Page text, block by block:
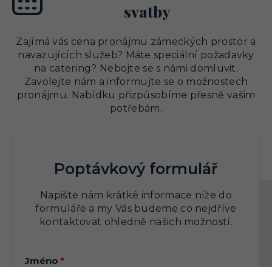
svatby
Zajímá vás cena pronájmu zámeckých prostor a
navazujících služeb? Máte speciální požadavky
na catering? Nebojte se s námi domluvit.
Zavolejte nám a informujte se o možnostech
pronájmu. Nabídku přizpůsobíme přesně vašim
potřebám.
Poptávkový formulář
Napište nám krátké informace níže do
formuláře a my Vás budeme co nejdříve
kontaktovat ohledně našich možností.
Jméno